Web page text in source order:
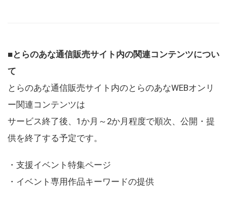
■とらのあな通信販売サイト内の関連コンテンツについ
て
とらのあな通信販売サイト内のとらのあなWEBオンリ
ー関連コンテンツは
サービス終了後、1か月～2か月程度で順次、公開・提
供を終了する予定です。
・支援イベント特集ページ
・イベント専用作品キーワードの提供